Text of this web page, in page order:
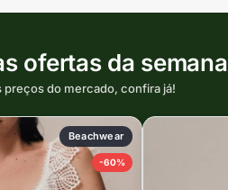
ofertas da semana
do mercado, confira já!
Beachwear
-60%